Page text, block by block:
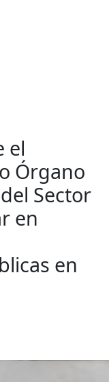
el
Órgano
Sector
en
en